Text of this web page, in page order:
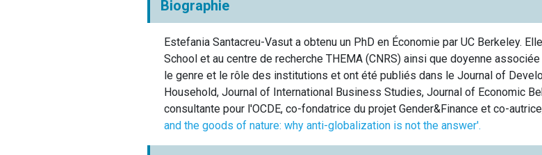
Biographie
Estefania Santacreu-Vasut a obtenu un PhD en Économie par UC Berkeley.
School et au centre de recherche THEMA (CNRS) ainsi que doyenne
le genre et le rôle des institutions et ont été publiés dans le Journal of
Household, Journal of International Business Studies, Journal of Economic
consultante pour l'OCDE, co-fondatrice du projet Gender&Finance et co-
and the goods of nature: why anti-globalization is not the answer'.